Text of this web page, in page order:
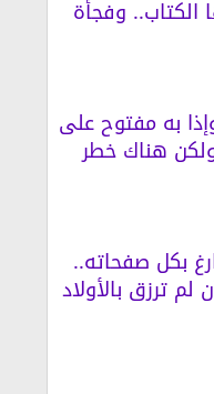
وفجأة
به مفتوح على
28 سنة هي قوية وجذابة ولكن هناك خطر
بكل صفحاته..
ترزق بالأولاد